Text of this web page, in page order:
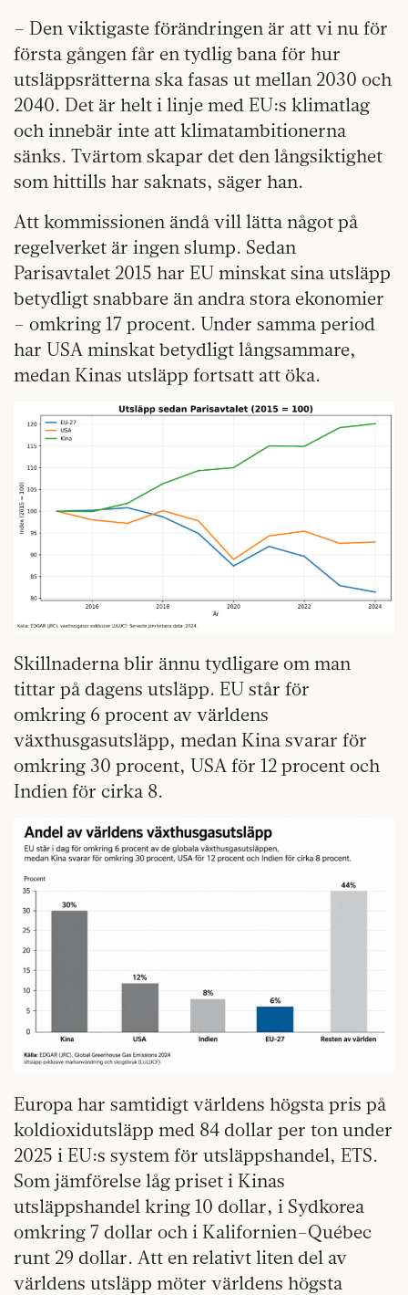
– Den viktigaste förändringen är att vi nu för
första gången får en tydlig bana för hur
utsläppsrätterna ska fasas ut mellan 2030 och
2040. Det är helt i linje med EU:s klimatlag
och innebär inte att klimatambitionerna
sänks. Tvärtom skapar det den långsiktighet
som hittills har saknats, säger han.
Att kommissionen ändå vill lätta något på
regelverket är ingen slump. Sedan
Parisavtalet 2015 har EU minskat sina utsläpp
betydligt snabbare än andra stora ekonomier
– omkring 17 procent. Under samma period
har USA minskat betydligt långsammare,
medan Kinas utsläpp fortsatt att öka.
Skillnaderna blir ännu tydligare om man
tittar på dagens utsläpp. EU står för
omkring 6 procent av världens
växthusgasutsläpp, medan Kina svarar för
omkring 30 procent, USA för 12 procent och
Indien för cirka 8.
Europa har samtidigt världens högsta pris på
koldioxidutsläpp med 84 dollar per ton under
2025 i EU:s system för utsläppshandel, ETS.
Som jämförelse låg priset i Kinas
utsläppshandel kring 10 dollar, i Sydkorea
omkring 7 dollar och i Kalifornien–Québec
runt 29 dollar. Att en relativt liten del av
världens utsläpp möter världens högsta